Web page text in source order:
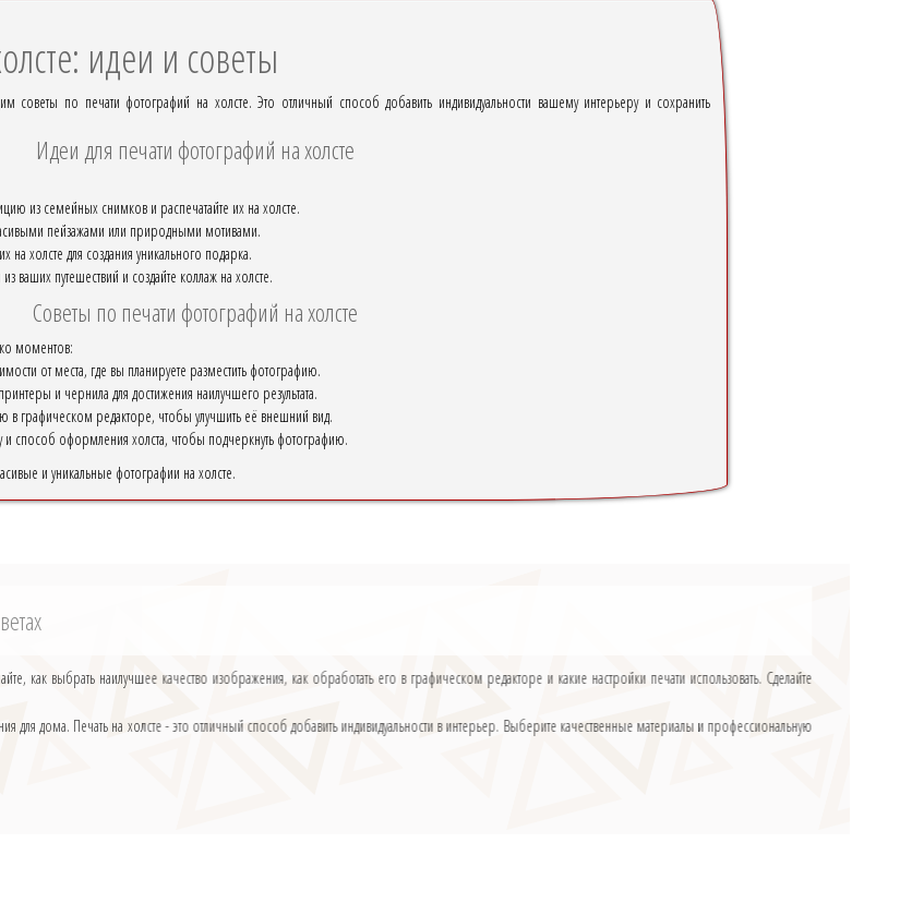
идеи и советы
советы по печати фотографий на холсте. Это отличный способ добавить индивидуальности вашему интерьеру и сохранить
Идеи для печати фотографий на холсте
из семейных снимков и распечатайте их на холсте.
пейзажами или природными мотивами.
на холсте для создания уникального подарка.
ваших путешествий и создайте коллаж на холсте.
Советы по печати фотографий на холсте
моментов:
от места, где вы планируете разместить фотографию.
и чернила для достижения наилучшего результата.
в графическом редакторе, чтобы улучшить её внешний вид.
способ оформления холста, чтобы подчеркнуть фотографию.
и уникальные фотографии на холсте.
как выбрать наилучшее качество изображения, как обработать его в графическом редакторе и какие настройки печати использовать. Сделайте
дома. Печать на холсте - это отличный способ добавить индивидуальности в интерьер. Выберите качественные материалы и профессиональную